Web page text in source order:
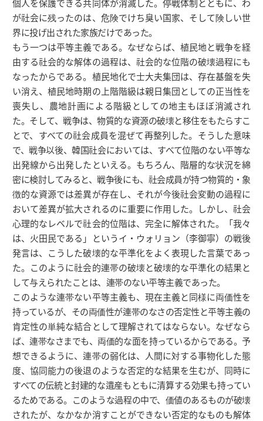
個人を保護できる共同体が消滅した。停戦体制とともに、わ
が社会に残ったのは、危険でけち臭い国家、そして険しい世
界に投げ出された家族だけであった。
もう一つは平等主義である。なぜならば、植民地と戦争を経
由する社会的な解体の過程は、社会的な位階の破壊過程にも
なったからである。植民地化で士大夫集団は、存在基盤を失
い消え、植民地時期の上階階級は親日集団としての正当性を
喪失し、農地計画による階級としての地主もほぼ消滅され
た。そして、戦争は、物質的な資源の破壊と移住をもたらすこ
とで、すべての社会成員を混ぜて再整列した。そうした意味
で、戦争以後、韓国社会においては、すべて位階のない平等な
出発線から出発したといえる。もちろん、階層的な状況を綿
密に検討してみると、戦争後にも、社会成員が持つ物質的・象
徴的な資源では差異が存在し、それが今後社会変動の過程に
おいて差異が拡大されるのに重要に作用した。しかし、社会
心理的なレベルで社会的位階は、完全に解体された。「我々
は、火田民である」というイ・ウォリョン（李御寧）の戦後
発言は、こうした破壊的な平準化をよく表現した言葉であっ
た。このように社会的連帯の破壊と破壊的な平準化の結果と
して与えられたことは、連帯のない平等主義であった。
このような連帯ない平等主義も、現在主義と同様に両価性を
持っているが、その両価性が連帯のなさの否定性と平等主義の
肯定性の単純な結合として理解されてはならない。なぜなら
ば、連帯なさまでも、両価的な面を持っているからである。予
想できるように、連帯の弱化は、人間に対する事物化した態
度、協同能力の後退のような否定的な結果を生むが、同時に
すべての伝統と封建的な遺産もともに清算する効果も持ってい
るためである。このような過程の中で、価値のあるものが破壊
されたが、なかなか消すことができない否定的なものも解体